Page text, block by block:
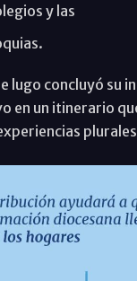
y las
lugo concluyó su
en un itinerario